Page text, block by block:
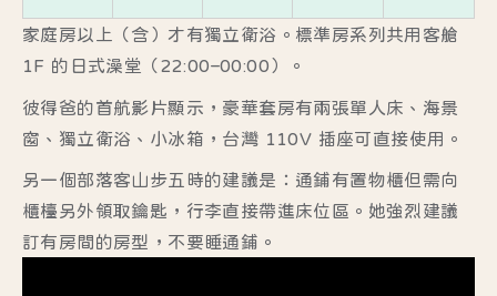
家庭房以上（含）才有獨立衛浴。標準房系列共用客艙
1F 的日式澡堂（22:00–00:00）。
彼得爸的首航影片顯示，豪華套房有兩張單人床、海景
窗、獨立衛浴、小冰箱，台灣 110V 插座可直接使用。
另一個部落客山步五時的建議是：通鋪有置物櫃但需向
櫃檯另外領取鑰匙，行李直接帶進床位區。她強烈建議
訂有房間的房型，不要睡通鋪。